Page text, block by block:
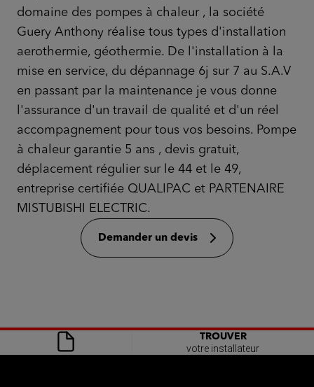
domaine des pompes à chaleur , la société
Guery Anthony réalise tous types d'installation
aerothermie, géothermie. De l'installation à la
mise en service, du dépannage 6j sur 7 au S.A.V
en passant par la maintenance je vous donne
l'assurance d'un travail de qualité et d'un réel
accompagnement pour tous vos besoins. Pompe
à chaleur garantie 5 ans , devis gratuit,
déplacement régulier sur le 44 et le 49,
entreprise certifiée QUALIPAC et PARTENAIRE
MISTUBISHI ELECTRIC.
Demander un devis
TROUVER
votre installateur